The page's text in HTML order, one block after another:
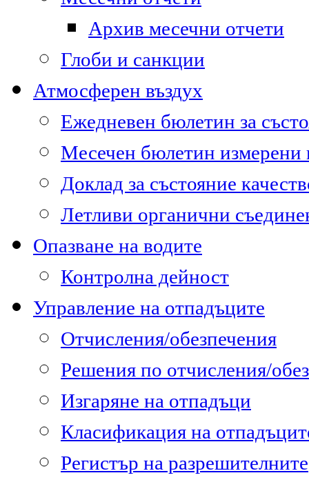
Архив месечни отчети
Глоби и санкции
Атмосферен въздух
Ежедневен бюлетин за
Месечен бюлетин
Доклад за състояние
Летливи органични
Опазване на водите
Контролна дейност
Управление на отпадъците
Отчисления/обезпечения
Решения по отчисления/
Изгаряне на отпадъци
Класификация на
Регистър на разрешителните